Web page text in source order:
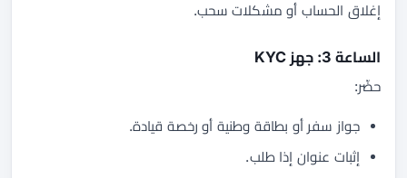
إغلاق الحساب أو مشكلات سحب.
الساعة 3: جهز KYC
حضّر:
جواز سفر أو بطاقة وطنية أو رخصة قيادة.
إثبات عنوان إذا طلب.